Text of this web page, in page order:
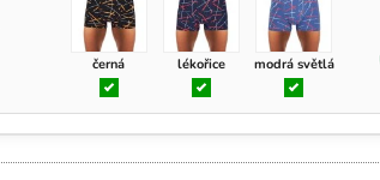
černá lékořice modrá světlá